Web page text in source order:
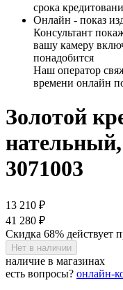
срока
Онлайн - показ
Консультант
вашу камеру
понадобится
Наш оператор
времени онлайн
Золотой
3071003
13 210 ₽
41 280 ₽
Скидка 68% действует
Нет в наличии
наличие в магазинах
есть вопросы? онлайн-